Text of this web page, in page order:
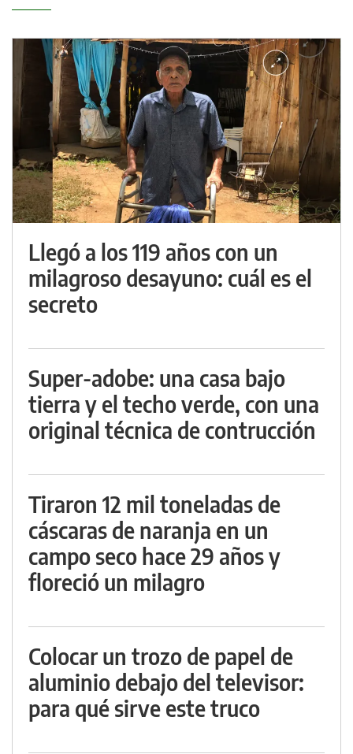
Llegó a los 119 años con un
milagroso desayuno: cuál es el
secreto
Super-adobe: una casa bajo
tierra y el techo verde, con una
original técnica de contrucción
Tiraron 12 mil toneladas de
cáscaras de naranja en un
campo seco hace 29 años y
floreció un milagro
Colocar un trozo de papel de
aluminio debajo del televisor:
para qué sirve este truco